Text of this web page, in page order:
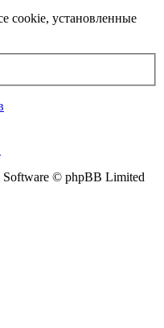
cookie, установленные
© phpBB Limited